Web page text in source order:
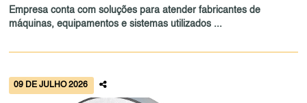
Empresa conta com soluções para atender fabricantes de
máquinas, equipamentos e sistemas utilizados ...
09 DE JULHO 2026